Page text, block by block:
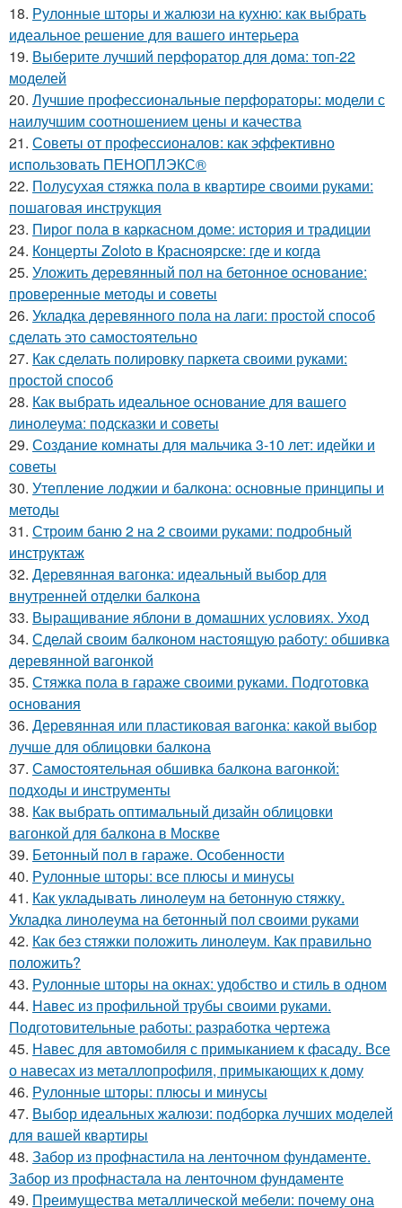
18. Рулонные шторы и жалюзи на кухню: как выбрать
идеальное решение для вашего интерьера
19. Выберите лучший перфоратор для дома: топ-22
моделей
20. Лучшие профессиональные перфораторы: модели с
наилучшим соотношением цены и качества
21. Советы от профессионалов: как эффективно
использовать ПЕНОПЛЭКС®
22. Полусухая стяжка пола в квартире своими руками:
пошаговая инструкция
23. Пирог пола в каркасном доме: история и традиции
24. Концерты Zoloto в Красноярске: где и когда
25. Уложить деревянный пол на бетонное основание:
проверенные методы и советы
26. Укладка деревянного пола на лаги: простой способ
сделать это самостоятельно
27. Как сделать полировку паркета своими руками:
простой способ
28. Как выбрать идеальное основание для вашего
линолеума: подсказки и советы
29. Создание комнаты для мальчика 3-10 лет: идейки и
советы
30. Утепление лоджии и балкона: основные принципы и
методы
31. Строим баню 2 на 2 своими руками: подробный
инструктаж
32. Деревянная вагонка: идеальный выбор для
внутренней отделки балкона
33. Выращивание яблони в домашних условиях. Уход
34. Сделай своим балконом настоящую работу: обшивка
деревянной вагонкой
35. Стяжка пола в гараже своими руками. Подготовка
основания
36. Деревянная или пластиковая вагонка: какой выбор
лучше для облицовки балкона
37. Самостоятельная обшивка балкона вагонкой:
подходы и инструменты
38. Как выбрать оптимальный дизайн облицовки
вагонкой для балкона в Москве
39. Бетонный пол в гараже. Особенности
40. Рулонные шторы: все плюсы и минусы
41. Как укладывать линолеум на бетонную стяжку.
Укладка линолеума на бетонный пол своими руками
42. Как без стяжки положить линолеум. Как правильно
положить?
43. Рулонные шторы на окнах: удобство и стиль в одном
44. Навес из профильной трубы своими руками.
Подготовительные работы: разработка чертежа
45. Навес для автомобиля с примыканием к фасаду. Все
о навесах из металлопрофиля, примыкающих к дому
46. Рулонные шторы: плюсы и минусы
47. Выбор идеальных жалюзи: подборка лучших моделей
для вашей квартиры
48. Забор из профнастила на ленточном фундаменте.
Забор из профнастала на ленточном фундаменте
49. Преимущества металлической мебели: почему она